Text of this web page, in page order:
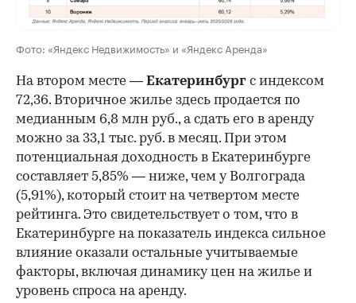
Фото: «Яндекс Недвижимость» и «Яндекс Аренда»
На втором месте — Екатеринбург с индексом
72,36. Вторичное жилье здесь продается по
медианным 6,8 млн руб., а сдать его в аренду
можно за 33,1 тыс. руб. в месяц. При этом
потенциальная доходность в Екатеринбурге
составляет 5,85% — ниже, чем у Волгограда
(5,91%), который стоит на четвертом месте
рейтинга. Это свидетельствует о том, что в
Екатеринбурге на показатель индекса сильное
влияние оказали остальные учитываемые
факторы, включая динамику цен на жилье и
уровень спроса на аренду.